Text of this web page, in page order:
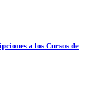
a los Cursos de